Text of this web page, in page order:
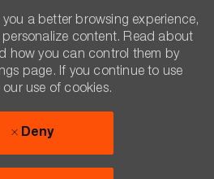
a better browsing experience,
content. Read about
how you can control them by
page. If you continue to use
use of cookies.
Deny